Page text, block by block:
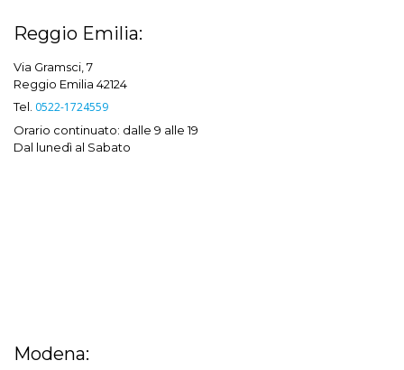
Reggio Emilia:
Via Gramsci, 7
Reggio Emilia 42124
Tel. 0522-1724559
Orario continuato: dalle 9 alle 19
Dal lunedì al Sabato
Modena: